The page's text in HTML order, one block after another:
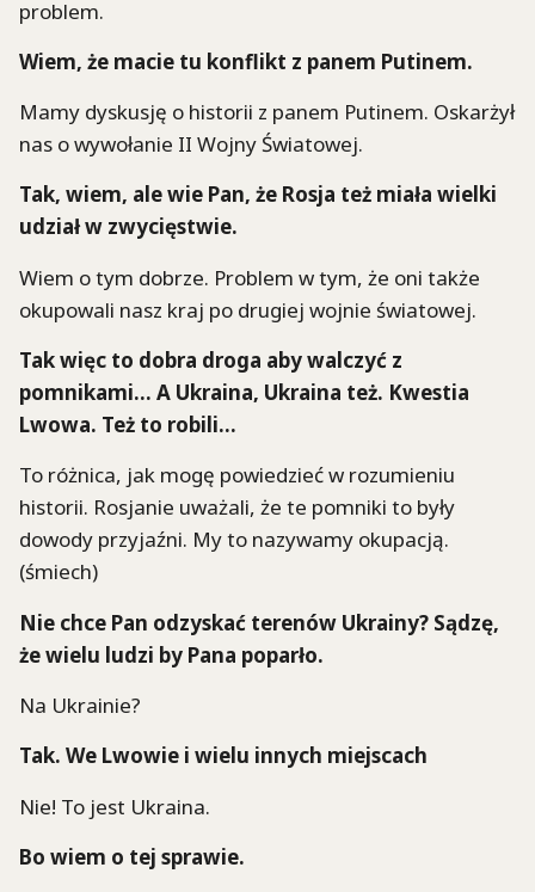
problem.
Wiem, że macie tu konflikt z panem Putinem.
Mamy dyskusję o historii z panem Putinem. Oskarżył
nas o wywołanie II Wojny Światowej.
Tak, wiem, ale wie Pan, że Rosja też miała wielki
udział w zwycięstwie.
Wiem o tym dobrze. Problem w tym, że oni także
okupowali nasz kraj po drugiej wojnie światowej.
Tak więc to dobra droga aby walczyć z
pomnikami... A Ukraina, Ukraina też. Kwestia
Lwowa. Też to robili...
To różnica, jak mogę powiedzieć w rozumieniu
historii. Rosjanie uważali, że te pomniki to były
dowody przyjaźni. My to nazywamy okupacją.
(śmiech)
Nie chce Pan odzyskać terenów Ukrainy? Sądzę,
że wielu ludzi by Pana poparło.
Na Ukrainie?
Tak. We Lwowie i wielu innych miejscach
Nie! To jest Ukraina.
Bo wiem o tej sprawie.